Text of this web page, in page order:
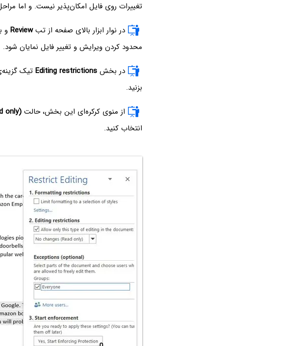
تغییرات روی فایل امکان‌پذیر نیست. و اما
در نوار ابزار بالای صفحه از تبReview و
محدود کردن ویرایش و تغییر فایل نمایان شود.
در بخشEditing restrictions تیک
بزنید.
از منوی کرکره‌ای این بخش، حالتonly)
انتخاب کنید.